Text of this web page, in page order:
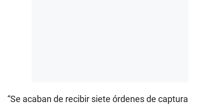
“Se acaban de recibir siete órdenes de captura